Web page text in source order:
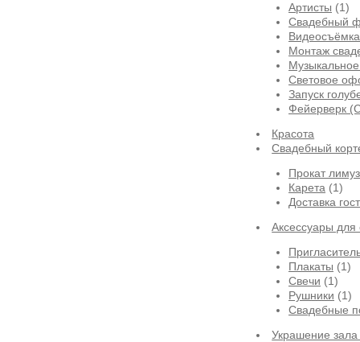
Артисты (1)
Свадебный
Монтаж
Световое
Запуск
Фейерверк
Красота
Свадебный
Прокат
Карета (1)
Доставка
Аксессуары для
Плакаты (1)
Свечи (1)
Рушники (1)
Свадебные
Украшение